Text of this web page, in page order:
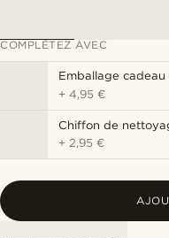
COMPLÉTEZ AVEC
Emballage cadeau
+4,95 €
Chiffon de
+ 2,95 €